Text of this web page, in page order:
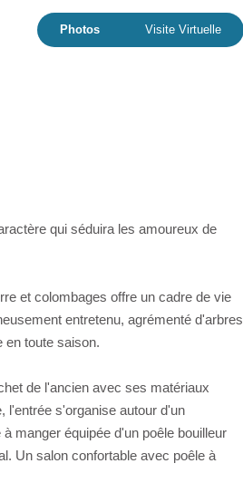
Photos Visite Virtuelle
qui séduira les amoureux de
et colombages offre un cadre de vie
entretenu, agrémenté d'arbres
en toute saison.
de l'ancien avec ses matériaux
l'entrée s'organise autour d'un
manger équipée d'un poêle bouilleur
Un salon confortable avec poêle à